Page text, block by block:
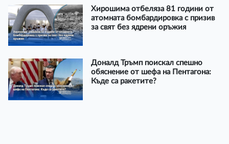
Хирошима отбеляза 81 години от
атомната бомбардировка с призив
за свят без ядрени оръжия
Доналд Тръмп поискал спешно
обяснение от шефа на Пентагона:
Къде са ракетите?